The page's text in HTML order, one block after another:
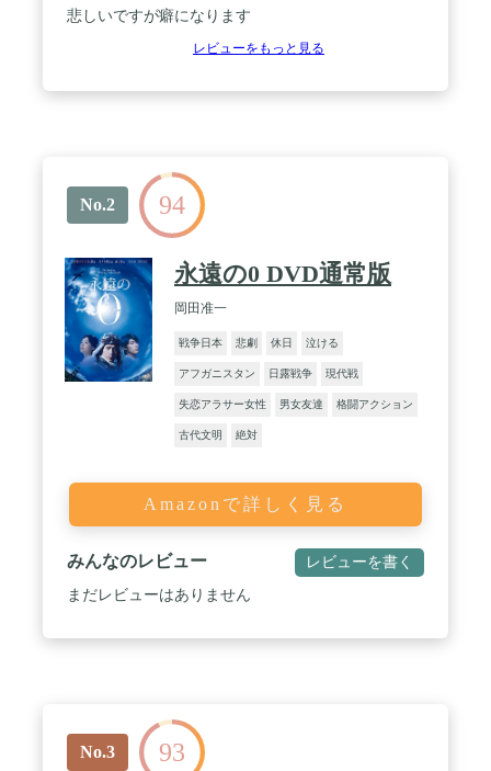
悲しいですが癖になります
レビューをもっと見る
No.2 94
永遠の0 DVD通常版
岡田准一
戦争日本 悲劇 休日 泣ける
アフガニスタン 日露戦争 現代戦
失恋アラサー女性 男女友達 格闘アクション
古代文明 絶対
Amazonで詳しく見る
みんなのレビュー レビューを書く
まだレビューはありません
No.3 93